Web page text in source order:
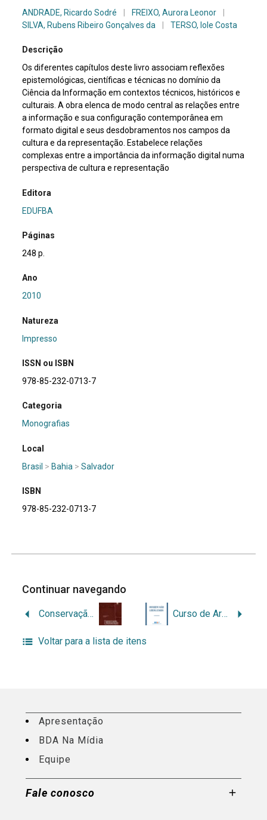
ANDRADE, Ricardo Sodré
FREIXO, Aurora Leonor
SILVA, Rubens Ribeiro Gonçalves da
TERSO, Iole Costa
Descrição
Os diferentes capítulos deste livro associam reflexões
epistemológicas, científicas e técnicas no domínio da
Ciência da Informação em contextos técnicos, históricos e
culturais. A obra elenca de modo central as relações entre
a informação e sua configuração contemporânea em
formato digital e seus desdobramentos nos campos da
cultura e da representação. Estabelece relações
complexas entre a importância da informação digital numa
perspectiva de cultura e representação
Editora
EDUFBA
Páginas
248 p.
Ano
2010
Natureza
Impresso
ISSN ou ISBN
978-85-232-0713-7
Categoria
Monografias
Local
Brasil > Bahia >Salvador
ISBN
978-85-232-0713-7
Continuar navegando
Conservação e restauração: ciência e prática na formação profissional Curso de Arquivologia da Universidade Federal de Santa Maria: 25 anos de história (1977-2002)
Voltar para a lista de itens
Apresentação
BDA Na Mídia
Equipe
Fale conosco